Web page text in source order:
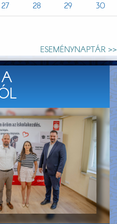
27 28 29
30
ESEMÉNYNAPTÁR >>